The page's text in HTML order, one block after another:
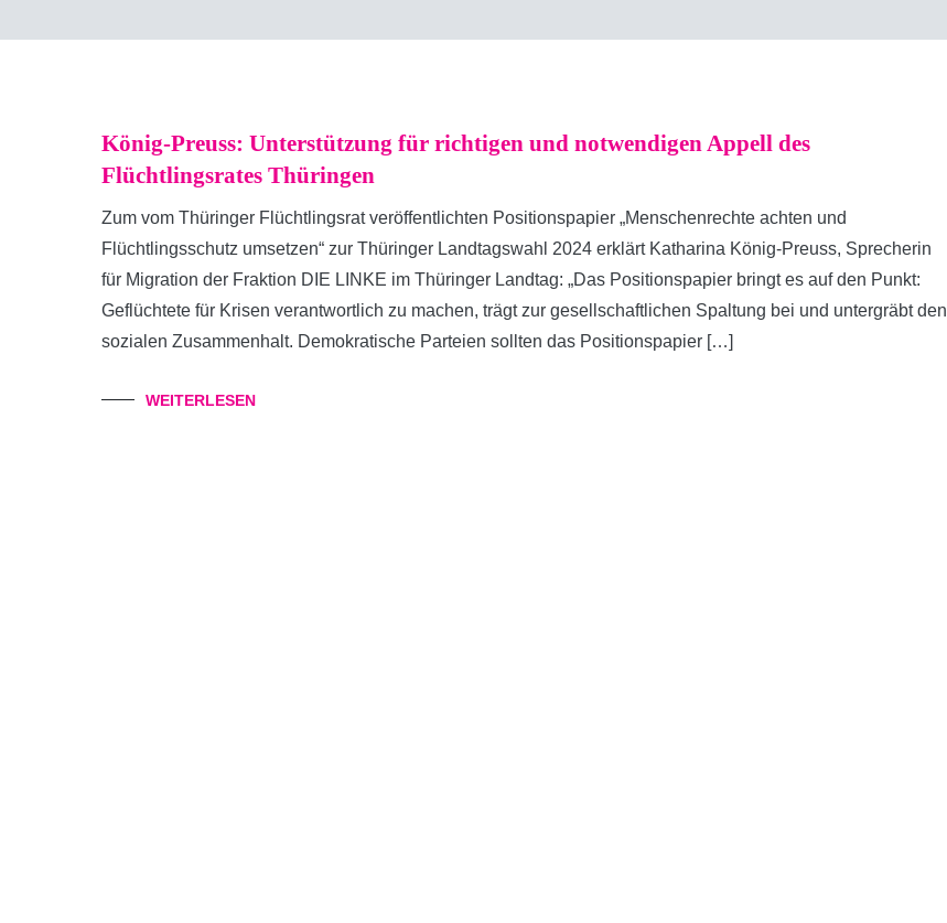
König-Preuss: Unterstützung für richtigen und notwendigen Appell des
Flüchtlingsrates Thüringen
Zum vom Thüringer Flüchtlingsrat veröffentlichten Positionspapier „Menschenrechte achten und
Flüchtlingsschutz umsetzen“ zur Thüringer Landtagswahl 2024 erklärt Katharina König-Preuss, Sprecherin
für Migration der Fraktion DIE LINKE im Thüringer Landtag: „Das Positionspapier bringt es auf den Punkt:
Geflüchtete für Krisen verantwortlich zu machen, trägt zur gesellschaftlichen Spaltung bei und untergräbt den
sozialen Zusammenhalt. Demokratische Parteien sollten das Positionspapier […]
WEITERLESEN